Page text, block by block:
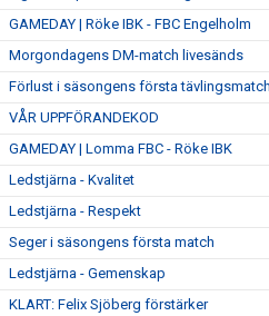
GAMEDAY | Röke IBK - FBC Engelholm
Morgondagens DM-match livesänds
Förlust i säsongens första tävlingsmatch
VÅR UPPFÖRANDEKOD
GAMEDAY | Lomma FBC - Röke IBK
Ledstjärna - Kvalitet
Ledstjärna - Respekt
Seger i säsongens första match
Ledstjärna - Gemenskap
KLART: Felix Sjöberg förstärker